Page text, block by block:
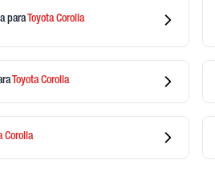
para ToyotaCorolla
ToyotaCorolla
Corolla